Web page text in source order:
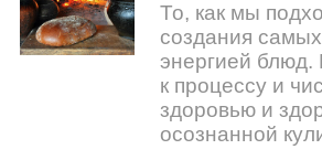
То, как мы
создания
энергией
к процессу и
здоровью и
осознанной